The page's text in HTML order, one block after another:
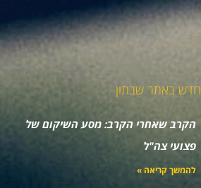
חדש באתר שבתון
הקרב שאחרי הקרב: מסע השיקום של
פצועי צה"ל
להמשך קריאה »